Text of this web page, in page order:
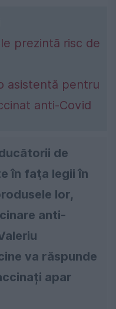
prezintă risc de
asistentă pentru
anti-Covid
de
în faţa legii în
lor,
anti-
va răspunde
apar